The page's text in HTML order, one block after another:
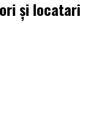
și locatari